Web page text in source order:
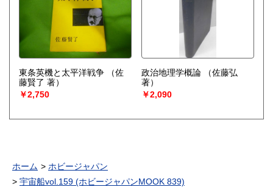
東条英機と太平洋戦争
（佐
藤賢了 著）
￥2,750
政治地理学概論
（佐藤弘
著）
￥2,090
ホーム
ホビージャパン
宇宙船vol.159 (ホビージャパンMOOK 839)